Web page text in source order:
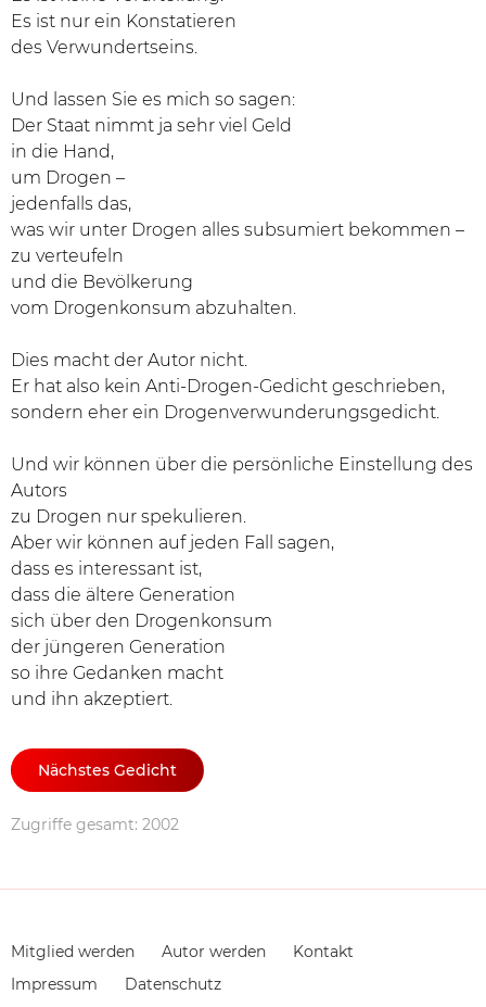
Es ist nur ein Konstatieren
des Verwundertseins.
Und lassen Sie es mich so sagen:
Der Staat nimmt ja sehr viel Geld
in die Hand,
um Drogen –
jedenfalls das,
was wir unter Drogen alles subsumiert bekommen –
zu verteufeln
und die Bevölkerung
vom Drogenkonsum abzuhalten.
Dies macht der Autor nicht.
Er hat also kein Anti-Drogen-Gedicht geschrieben,
sondern eher ein Drogenverwunderungsgedicht.
Und wir können über die persönliche Einstellung des
Autors
zu Drogen nur spekulieren.
Aber wir können auf jeden Fall sagen,
dass es interessant ist,
dass die ältere Generation
sich über den Drogenkonsum
der jüngeren Generation
so ihre Gedanken macht
und ihn akzeptiert.
Nächstes Gedicht
Zugriffe gesamt: 2002
Navigation
überspringen
Mitglied werden Autor werden
Kontakt
Impressum
Datenschutz